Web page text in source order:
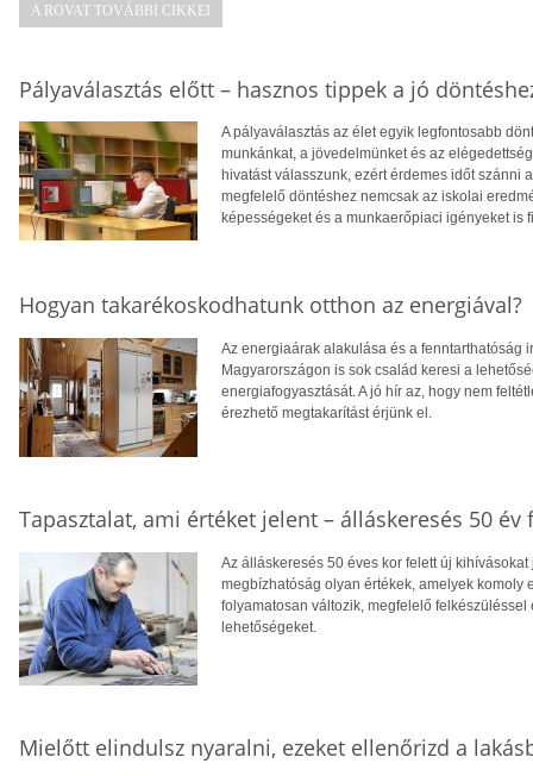
A ROVAT TOVÁBBI CIKKEI
Pályaválasztás előtt – hasznos tippek a jó
A pályaválasztás az élet egyik legfontosabb
munkánkat, a jövedelmünket és az
hivatást válasszunk, ezért érdemes időt szánni
megfelelő döntéshez nemcsak az iskolai
képességeket és a munkaerőpiaci igényeket is
Hogyan takarékoskodhatunk otthon az energiával?
Az energiaárak alakulása és a fenntarthatóság
Magyarországon is sok család keresi a
energiafogyasztását. A jó hír az, hogy nem
érezhető megtakarítást érjünk el.
Tapasztalat, ami értéket jelent – álláskeresés 50 év
Az álláskeresés 50 éves kor felett új
megbízhatóság olyan értékek, amelyek komoly
folyamatosan változik, megfelelő
lehetőségeket.
Mielőtt elindulsz nyaralni, ezeket ellenőrizd a